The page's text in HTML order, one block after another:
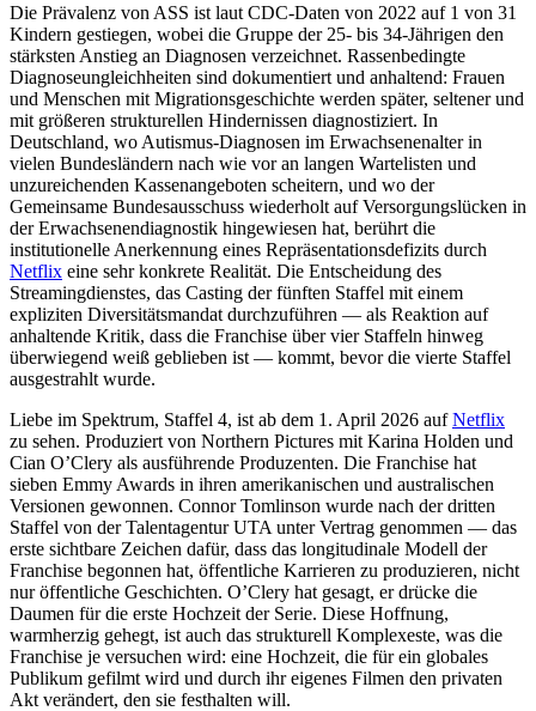
Die Prävalenz von ASS ist laut CDC-Daten von 2022 auf 1 von 31
Kindern gestiegen, wobei die Gruppe der 25- bis 34-Jährigen den
stärksten Anstieg an Diagnosen verzeichnet. Rassenbedingte
Diagnoseungleichheiten sind dokumentiert und anhaltend: Frauen
und Menschen mit Migrationsgeschichte werden später, seltener und
mit größeren strukturellen Hindernissen diagnostiziert. In
Deutschland, wo Autismus-Diagnosen im Erwachsenenalter in
vielen Bundesländern nach wie vor an langen Wartelisten und
unzureichenden Kassenangeboten scheitern, und wo der
Gemeinsame Bundesausschuss wiederholt auf Versorgungslücken in
der Erwachsenendiagnostik hingewiesen hat, berührt die
institutionelle Anerkennung eines Repräsentationsdefizits durch
Netflix eine sehr konkrete Realität. Die Entscheidung des
Streamingdienstes, das Casting der fünften Staffel mit einem
expliziten Diversitätsmandat durchzuführen — als Reaktion auf
anhaltende Kritik, dass die Franchise über vier Staffeln hinweg
überwiegend weiß geblieben ist — kommt, bevor die vierte Staffel
ausgestrahlt wurde.
Liebe im Spektrum, Staffel 4, ist ab dem 1. April 2026 aufNetflix
zu sehen. Produziert von Northern Pictures mit Karina Holden und
Cian O’Clery als ausführende Produzenten. Die Franchise hat
sieben Emmy Awards in ihren amerikanischen und australischen
Versionen gewonnen. Connor Tomlinson wurde nach der dritten
Staffel von der Talentagentur UTA unter Vertrag genommen — das
erste sichtbare Zeichen dafür, dass das longitudinale Modell der
Franchise begonnen hat, öffentliche Karrieren zu produzieren, nicht
nur öffentliche Geschichten. O’Clery hat gesagt, er drücke die
Daumen für die erste Hochzeit der Serie. Diese Hoffnung,
warmherzig gehegt, ist auch das strukturell Komplexeste, was die
Franchise je versuchen wird: eine Hochzeit, die für ein globales
Publikum gefilmt wird und durch ihr eigenes Filmen den privaten
Akt verändert, den sie festhalten will.